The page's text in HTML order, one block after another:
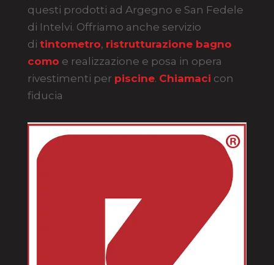
questi prodotti ad Argegno e San Fedele
di Intelvi. Offriamo anche servizio
di tintometro, ristrutturazione bagno
como e realizzazione e posa in opera
rivestimenti per piscine. Chiamaci con
fiducia